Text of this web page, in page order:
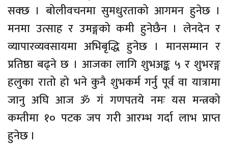
सक्छ । बोलीवचनमा सुमधुरताको आगमन हुनेछ ।
मनमा उत्साह र उमङ्गको कमी हुनेछैन । लेनदेन र
व्यापारव्यवसायमा अभिबृद्धि हुनेछ । मानसम्मान र
प्रतिष्ठा बढ्ने छ । आजका लागि शुभअङ्क ५ र शुभरङ्ग
हलुका रातो हो भने कुनै शुभकर्म गर्नु पूर्व वा यात्रामा
जानु अघि आज ॐ गं गणपतये नमः यस मन्त्रको
कम्तीमा १० पटक जप गरी आरम्भ गर्दा लाभ प्राप्त
हुनेछ ।